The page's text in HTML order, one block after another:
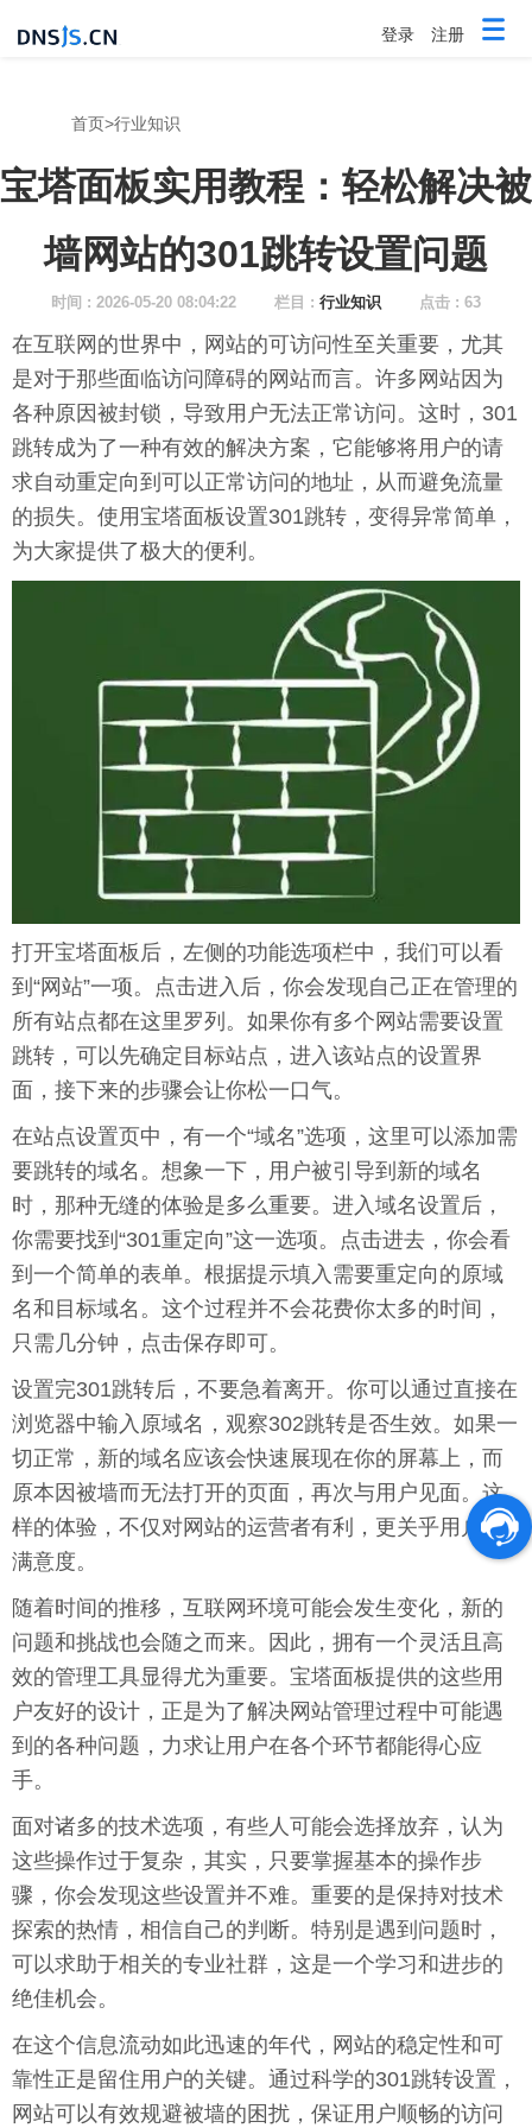
登录 注册
首页 >行业知识
宝塔面板实用教程：轻松解决被
墙网站的301跳转设置问题
时间 : 2026-05-20 08:04:22 栏目 : 行业知识 点击 : 63
在互联网的世界中，网站的可访问性至关重要，尤其
是对于那些面临访问障碍的网站而言。许多网站因为
各种原因被封锁，导致用户无法正常访问。这时，301
跳转成为了一种有效的解决方案，它能够将用户的请
求自动重定向到可以正常访问的地址，从而避免流量
的损失。使用宝塔面板设置301跳转，变得异常简单，
为大家提供了极大的便利。
打开宝塔面板后，左侧的功能选项栏中，我们可以看
到“网站”一项。点击进入后，你会发现自己正在管理的
所有站点都在这里罗列。如果你有多个网站需要设置
跳转，可以先确定目标站点，进入该站点的设置界
面，接下来的步骤会让你松一口气。
在站点设置页中，有一个“域名”选项，这里可以添加需
要跳转的域名。想象一下，用户被引导到新的域名
时，那种无缝的体验是多么重要。进入域名设置后，
你需要找到“301重定向”这一选项。点击进去，你会看
到一个简单的表单。根据提示填入需要重定向的原域
名和目标域名。这个过程并不会花费你太多的时间，
只需几分钟，点击保存即可。
设置完301跳转后，不要急着离开。你可以通过直接在
浏览器中输入原域名，观察302跳转是否生效。如果一
切正常，新的域名应该会快速展现在你的屏幕上，而
原本因被墙而无法打开的页面，再次与用户见面。这
样的体验，不仅对网站的运营者有利，更关乎用户的
满意度。
随着时间的推移，互联网环境可能会发生变化，新的
问题和挑战也会随之而来。因此，拥有一个灵活且高
效的管理工具显得尤为重要。宝塔面板提供的这些用
户友好的设计，正是为了解决网站管理过程中可能遇
到的各种问题，力求让用户在各个环节都能得心应
手。
面对诸多的技术选项，有些人可能会选择放弃，认为
这些操作过于复杂，其实，只要掌握基本的操作步
骤，你会发现这些设置并不难。重要的是保持对技术
探索的热情，相信自己的判断。特别是遇到问题时，
可以求助于相关的专业社群，这是一个学习和进步的
绝佳机会。
在这个信息流动如此迅速的年代，网站的稳定性和可
靠性正是留住用户的关键。通过科学的301跳转设置，
网站可以有效规避被墙的困扰，保证用户顺畅的访问